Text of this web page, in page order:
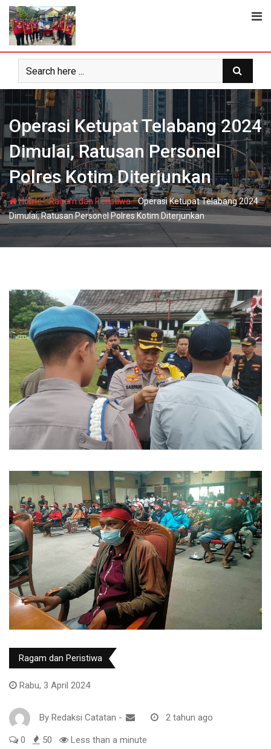
Skip
content
Operasi Ketupat Telabang 2024
Dimulai, Ratusan Personel
Polres Kotim Diterjunkan
Home-Ragam dan Peristiwa-Operasi Ketupat Telabang 2024
Dimulai, Ratusan Personel Polres Kotim Diterjunkan
Ragam dan Peristiwa
Rabu, 3 April 2024
By Redaksi Catatan - 2 tahun ago
0 50 Less than a minute